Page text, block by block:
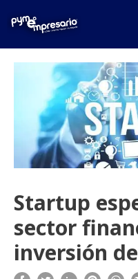
Startup
sector
inversión